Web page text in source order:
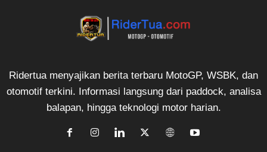
Ridertua menyajikan berita terbaru MotoGP, WSBK, dan
otomotif terkini. Informasi langsung dari paddock, analisa
balapan, hingga teknologi motor harian.